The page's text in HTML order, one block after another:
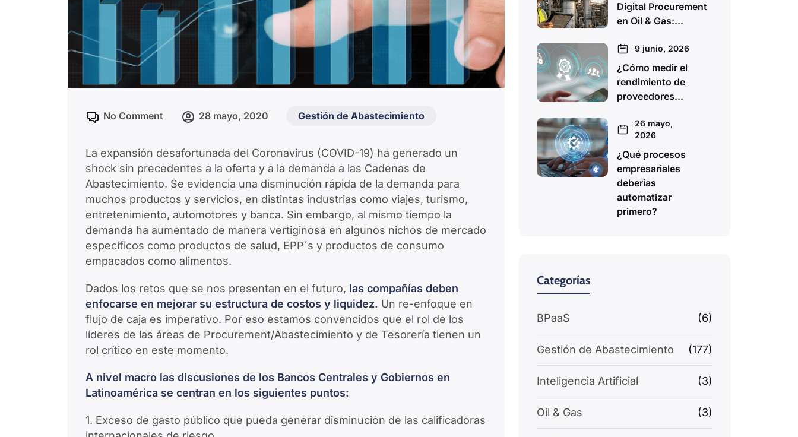
No Comment 28 mayo, 2020 Gestión de Abastecimiento
La expansión desafortunada del Coronavirus (COVID-19) ha generado un
shock sin precedentes a la oferta y a la demanda a las Cadenas de
Abastecimiento. Se evidencia una disminución rápida de la demanda para
muchos productos y servicios, en distintas industrias como viajes, turismo,
entretenimiento, automotores y banca. Sin embargo, al mismo tiempo la
demanda ha aumentado de manera vertiginosa en algunos nichos de mercado
específicos como productos de salud, EPP´s y productos de consumo
empacados como alimentos.
Dados los retos que se nos presentan en el futuro, las compañías deben
enfocarse en mejorar su estructura de costos y liquidez. Un re-enfoque en
flujo de caja es imperativo. Por eso estamos convencidos que el rol de los
líderes de las áreas de Procurement/Abastecimiento y de Tesorería tienen un
rol crítico en este momento.
A nivel macro las discusiones de los Bancos Centrales y Gobiernos en
Latinoamérica se centran en los siguientes puntos:
1. Exceso de gasto público que pueda generar disminución de las calificadoras
Digital Procurement
en Oil & Gas:...
9 junio, 2026
¿Cómo medir el
rendimiento de
proveedores...
26 mayo,
2026
¿Qué procesos
empresariales
deberías
automatizar
primero?
Categorías
BPaaS (6)
Gestión de Abastecimiento (177)
Inteligencia Artificial (3)
Oil & Gas (3)